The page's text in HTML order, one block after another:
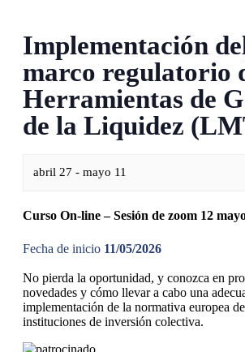
Implementación
marco regulatorio
Herramientas de
de la Liquidez
abril 27 - mayo 11
Curso On-line – Sesión de zoom 12
Fecha de inicio 11/05/2026
No pierda la oportunidad, y conozca en
novedades y cómo llevar a cabo una
implementación de la normativa europea
instituciones de inversión colectiva.